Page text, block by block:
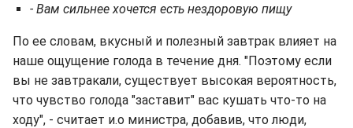
- Вам сильнее хочется есть нездоровую пищу
По ее словам, вкусный и полезный завтрак влияет на
наше ощущение голода в течение дня. "Поэтому если
вы не завтракали, существует высокая вероятность,
что чувство голода "заставит" вас кушать что-то на
ходу", - считает и.о министра, добавив, что люди,